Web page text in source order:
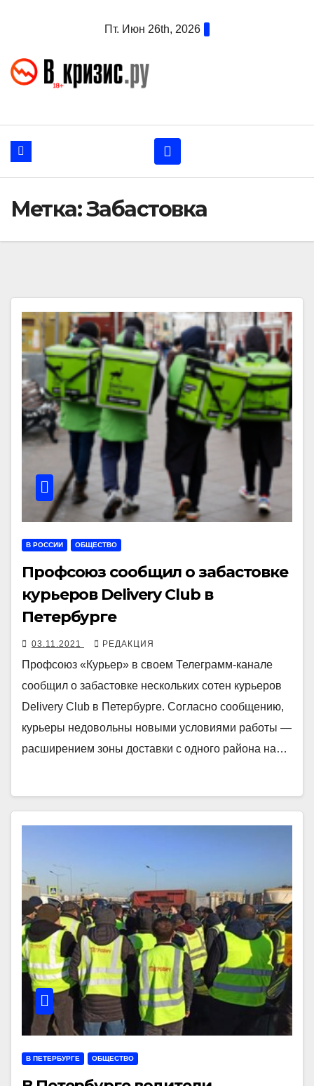
Пт. Июн 26th, 2026
Метка:Забастовка
В РОССИИ ОБЩЕСТВО
Профсоюз сообщил о забастовке
курьеров Delivery Club в
Петербурге
03.11.2021 РЕДАКЦИЯ
Профсоюз «Курьер» в своем Телеграмм-канале
сообщил о забастовке нескольких сотен курьеров
Delivery Club в Петербурге. Согласно сообщению,
курьеры недовольны новыми условиями работы —
расширением зоны доставки с одного района на…
В ПЕТЕРБУРГЕ ОБЩЕСТВО